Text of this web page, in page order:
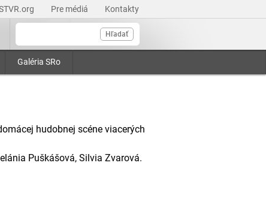
Pre médiá Kontakty
Hľadať
Galéria SRo
hudobnej scéne viacerých
Puškášová, Silvia Zvarová.